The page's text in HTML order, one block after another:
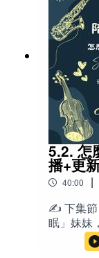
Rao’s →
Rack of Lamb
Rachael Ray →
30 Minute
EVOO → Extra
Pine Nut → 松
"Le grand livre
鬆」而
節目說明
一，但真
父母內
你心態「
不是魔鬼
樣的工具
則，包
插真實案
禁令、自
找到適合
降到最低
https://
hour🔤英
doom
5.2. 怎
播+更
40:00 |
✍️ 下集節目後半段更新部分，J 分享上週「催
眠」妹妹
的過程
陪孩子